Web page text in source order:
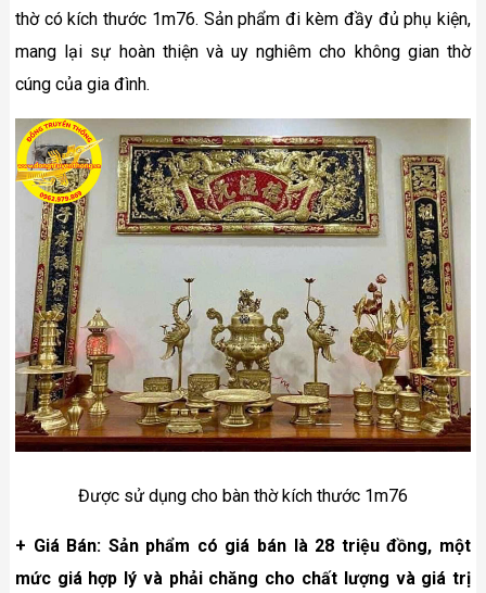
thờ có kích thước 1m76. Sản phẩm đi kèm đầy đủ phụ kiện,
mang lại sự hoàn thiện và uy nghiêm cho không gian thờ
cúng của gia đình.
Được sử dụng cho bàn thờ kích thước 1m76
+ Giá Bán: Sản phẩm có giá bán là 28 triệu đồng, một
mức giá hợp lý và phải chăng cho chất lượng và giá trị